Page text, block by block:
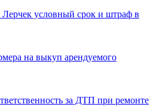
условный срок и штраф в
на выкуп арендуемого
за ДТП при ремонте